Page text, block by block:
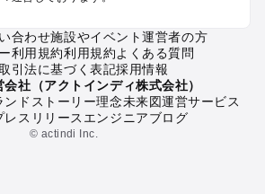
・東村山・東久留米のプールお出かけ
ールお出かけ
お出かけ
のプールお出かけ
亀有・柴又のプールお出かけ
のプールお出かけ
合わせ施設やイベント運営者の方
利用規約利用規約よくある質問
引法に基づく表記採用情報
社（アクトインディ株式会社）
ンドストーリー理念未来図運営サービス
レスリリース エンジニアブログ
© actindi Inc.